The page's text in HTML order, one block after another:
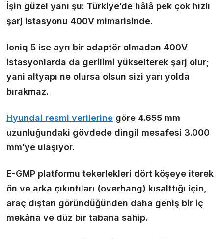
İşin güzel yanı şu: Türkiye’de hâlâ pek çok hızlı
şarj istasyonu 400V mimarisinde.
Ioniq 5 ise ayrı bir adaptör olmadan 400V
istasyonlarda da gerilimi yükselterek şarj olur;
yani altyapı ne olursa olsun sizi yarı yolda
bırakmaz.
Hyundai resmi verilerine göre 4.655 mm
uzunluğundaki gövdede dingil mesafesi 3.000
mm’ye ulaşıyor.
E-GMP platformu tekerlekleri dört köşeye iterek
ön ve arka çıkıntıları (overhang) kısalttığı için,
araç dıştan göründüğünden daha geniş bir iç
mekâna ve düz bir tabana sahip.